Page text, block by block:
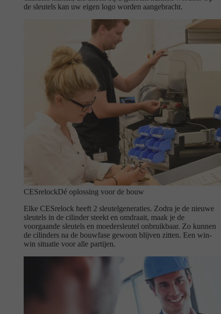
de sleutels kan uw eigen logo worden aangebracht.
CESrelockDé oplossing voor de bouw
Elke CESrelock heeft 2 sleutelgeneraties. Zodra je de nieuwe
sleutels in de cilinder steekt en omdraait, maak je de
voorgaande sleutels en moedersleutel onbruikbaar. Zo kunnen
de cilinders na de bouwfase gewoon blijven zitten. Een win-
win situatie voor alle partijen.